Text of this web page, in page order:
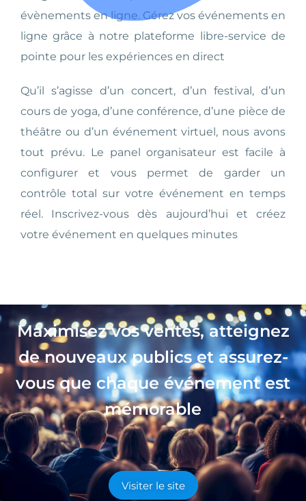
évènements en ligne. Gérez vos événements en
ligne grâce à notre plateforme libre-service de
pointe pour les expériences en direct
Qu’il s’agisse d’un concert, d’un festival, d’un
cours de yoga, d’une conférence, d’une pièce de
théâtre ou d’un événement virtuel, nous avons
tout prévu. Le panel organisateur est facile à
configurer et vous permet de garder un
contrôle total sur votre événement en temps
réel. Inscrivez-vous dès aujourd’hui et créez
votre événement en quelques minutes
Maximisez vos ventes, atteignez
de nouveaux publics et assurez-
vous que chaque événement est
mémorable
Visiter le site